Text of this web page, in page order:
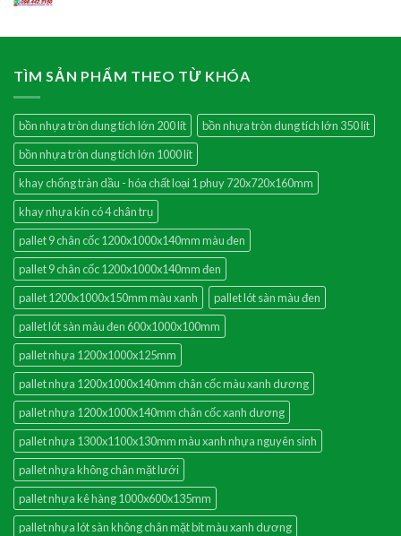
TÌM SẢN PHẨM THEO TỪ KHÓA
bồn nhựa tròn dung tích lớn 200 lít
bồn nhựa tròn dung tích lớn 350 lít
bồn nhựa tròn dung tích lớn 1000 lít
khay chống tràn dầu - hóa chất loại 1 phuy 720x720x160mm
khay nhựa kín có 4 chân trụ
pallet 9 chân cốc 1200x1000x140mm màu đen
pallet 9 chân cốc 1200x1000x140mm đen
pallet 1200x1000x150mm màu xanh
pallet lót sàn màu đen
pallet lót sàn màu đen 600x1000x100mm
pallet nhựa 1200x1000x125mm
pallet nhựa 1200x1000x140mm chân cốc màu xanh dương
pallet nhựa 1200x1000x140mm chân cốc xanh dương
pallet nhựa 1300x1100x130mm màu xanh nhựa nguyên sinh
pallet nhựa không chân mặt lưới
pallet nhựa kê hàng 1000x600x135mm
pallet nhựa lót sàn không chân mặt bít màu xanh dương